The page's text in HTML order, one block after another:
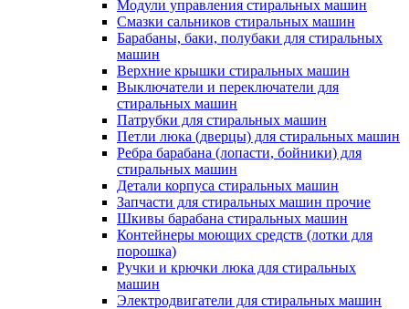
Модули управления стиральных машин
Смазки сальников стиральных машин
Барабаны, баки, полубаки для стиральных
машин
Верхние крышки стиральных машин
Выключатели и переключатели для
стиральных машин
Патрубки для стиральных машин
Петли люка (дверцы) для стиральных машин
Ребра барабана (лопасти, бойники) для
стиральных машин
Детали корпуса стиральных машин
Запчасти для стиральных машин прочие
Шкивы барабана стиральных машин
Контейнеры моющих средств (лотки для
порошка)
Ручки и крючки люка для стиральных
машин
Электродвигатели для стиральных машин